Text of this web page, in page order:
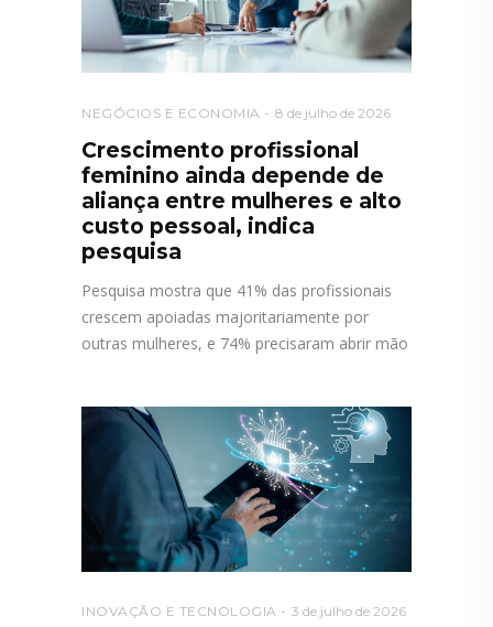
NEGÓCIOS E ECONOMIA 8 de julho de 2026
Crescimento profissional
feminino ainda depende de
aliança entre mulheres e alto
custo pessoal, indica
pesquisa
Pesquisa mostra que 41% das profissionais
crescem apoiadas majoritariamente por
outras mulheres, e 74% precisaram abrir mão
INOVAÇÃO E TECNOLOGIA 3 de julho de 2026